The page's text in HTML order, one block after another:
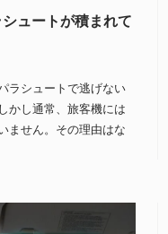
ュートが積まれて
ラシュートで逃げない
かし通常、旅客機には
ません。その理由はな